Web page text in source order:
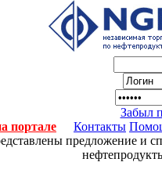
Забыл
портале
Контакты
предложение и